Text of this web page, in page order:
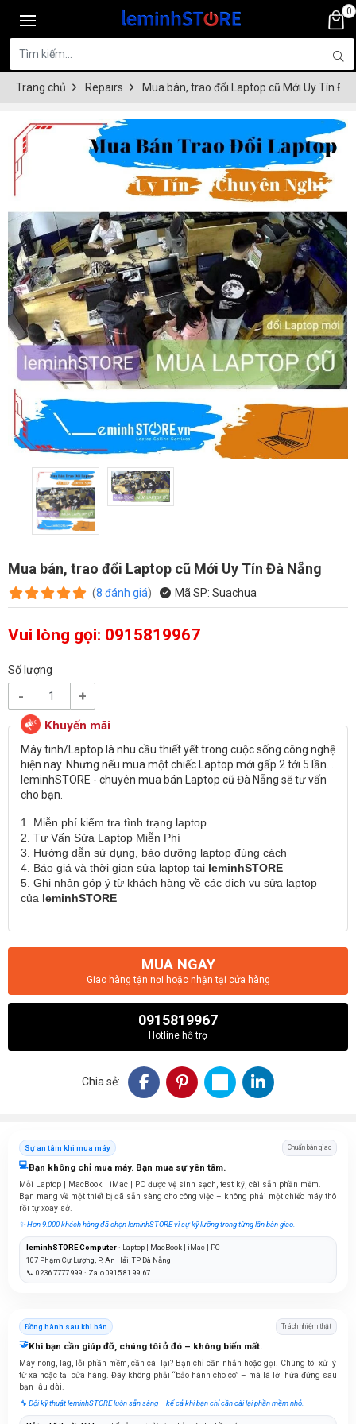
0
Trang chủ Repairs Mua bán, trao đổi Laptop cũ Mới Uy Tín Đà
Mua bán, trao đổi Laptop cũ Mới Uy Tín Đà Nẵng
(8 đánh giá) Mã SP: Suachua
Vui lòng gọi: 0915819967
Số lượng
- +
Máy tinh/Laptop là nhu cầu thiết yết trong cuộc sống công nghệ
hiện nay. Nhưng nếu mua một chiếc Laptop mới gấp 2 tới 5 lần. .
leminhSTORE - chuyên mua bán Laptop cũ Đà Nẵng sẽ tư vấn
cho bạn.
1. Miễn phí kiểm tra tình trạng laptop
2. Tư Vấn Sửa Laptop Miễn Phí
3. Hướng dẫn sử dụng, bảo dưỡng laptop đúng cách
4. Báo giá và thời gian sửa laptop tại leminhSTORE
5. Ghi nhận góp ý từ khách hàng về các dịch vụ sửa laptop
của leminhSTORE
MUA NGAY
Giao hàng tận nơi hoặc nhận tại cửa hàng
0915819967
Hotline hỗ trợ
Chia sẻ:
Sự an tâm khi mua máy Chuẩn bàn giao
💻Bạn không chỉ mua máy. Bạn mua sự yên tâm.
Mỗi Laptop | MacBook | iMac | PC được vệ sinh sạch, test kỹ, cài sẵn phần mềm.
Bạn mang về một thiết bị đã sẵn sàng cho công việc – không phải một chiếc máy thô
rồi tự xoay sở.
✨ Hơn 9.000 khách hàng đã chọn leminhSTORE vì sự kỹ lưỡng trong từng lần bàn giao.
leminhSTORE Computer· Laptop | MacBook | iMac | PC
107 Phạm Cự Lượng, P. An Hải, TP Đà Nẵng
📞 0236 7777 999 · Zalo 0915 81 99 67
Đồng hành sau khi bán Trách nhiệm thật
🤝Khi bạn cần giúp đỡ, chúng tôi ở đó – không biến mất.
Máy nóng, lag, lỗi phần mềm, cần cài lại? Bạn chỉ cần nhắn hoặc gọi. Chúng tôi xử lý
từ xa hoặc tại cửa hàng. Đây không phải “bảo hành cho có” – mà là lời hứa đứng sau
bạn lâu dài.
🔧 Đội kỹ thuật leminhSTORE luôn sẵn sàng – kể cả khi bạn chỉ cần cài lại phần mềm nhỏ.